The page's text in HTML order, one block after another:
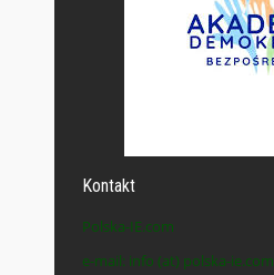
Kontakt
Polska-IE.com
e-mail: info (at) polska-ie.com